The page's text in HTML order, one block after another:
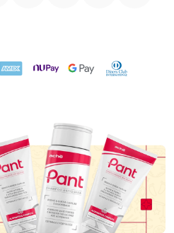
NuPay Google PayDiners Club